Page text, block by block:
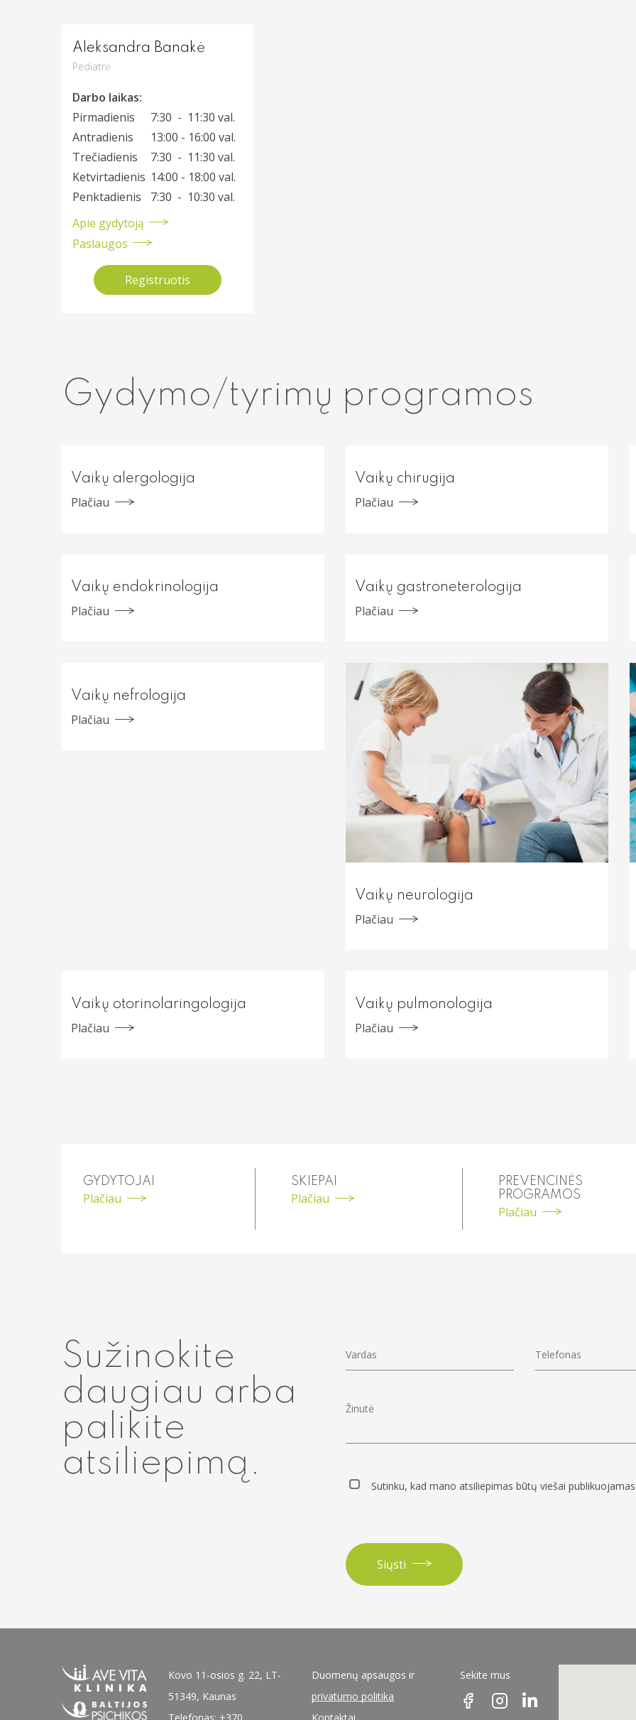
Aleksandra Banakė
Pediatrė
Darbo laikas:
Pirmadienis
7:30 - 11:30 val.
Antradienis
13:00 - 16:00 val.
Trečiadienis
7:30 - 11:30 val.
Ketvirtadienis 14:00 - 18:00 val.
Penktadienis
7:30 - 10:30 val.
Apie gydytoją
Paslaugos
Registruotis
Gydymo/tyrimų programos
Vaikų alergologija
Plačiau
Vaikų chirugija
Plačiau
Vaikų endokrinologija
Plačiau
Vaikų gastroneterologija
Plačiau
Vaikų nefrologija
Plačiau
Vaikų neurologija
Plačiau
Vaikų otorinolaringologija
Plačiau
Vaikų pulmonologija
Plačiau
GYDYTOJAI
Plačiau
SKIEPAI
Plačiau
PREVENCINĖS
PROGRAMOS
Plačiau
Sužinokite
daugiau arba
palikite
atsiliepimą.
Sutinku, kad mano atsiliepimas būtų viešai
Siųsti
Kovo 11-osios g. 22, LT-
51349, Kaunas
Duomenų apsaugos ir
privatumo politika
Sekite mus